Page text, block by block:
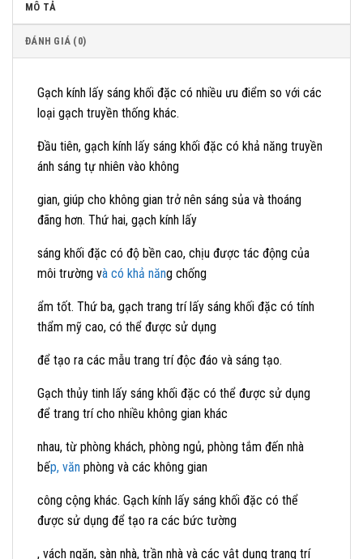
MÔ TẢ
ĐÁNH GIÁ (0)
Gạch kính lấy sáng khối đặc có nhiều ưu điểm so với các
loại gạch truyền thống khác.
Đầu tiên, gạch kính lấy sáng khối đặc có khả năng truyền
ánh sáng tự nhiên vào không
gian, giúp cho không gian trở nên sáng sủa và thoáng
đãng hơn. Thứ hai, gạch kính lấy
sáng khối đặc có độ bền cao, chịu được tác động của
môi trường và có khả năng chống
ẩm tốt. Thứ ba, gạch trang trí lấy sáng khối đặc có tính
thẩm mỹ cao, có thể được sử dụng
để tạo ra các mẫu trang trí độc đáo và sáng tạo.
Gạch thủy tinh lấy sáng khối đặc có thể được sử dụng
để trang trí cho nhiều không gian khác
nhau, từ phòng khách, phòng ngủ, phòng tắm đến nhà
bếp, văn phòng và các không gian
công cộng khác. Gạch kính lấy sáng khối đặc có thể
được sử dụng để tạo ra các bức tường
, vách ngăn, sàn nhà, trần nhà và các vật dụng trang trí